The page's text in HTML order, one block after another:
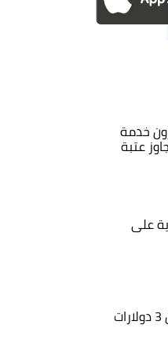
خدمة
عتبة
على
النفط يرتفع بأكثر من 3 دولارات